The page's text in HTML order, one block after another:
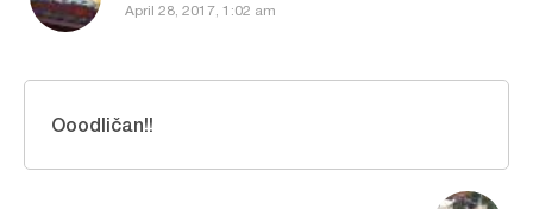
April 28, 2017, 1:02 am
Ooodličan!!